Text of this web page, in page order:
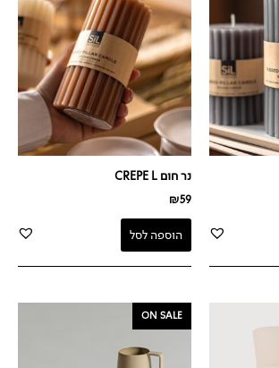
נר חום CREPE L
₪59
הוספה לסל
ON SALE
המחיר
המקורי
₪129.
₪59.